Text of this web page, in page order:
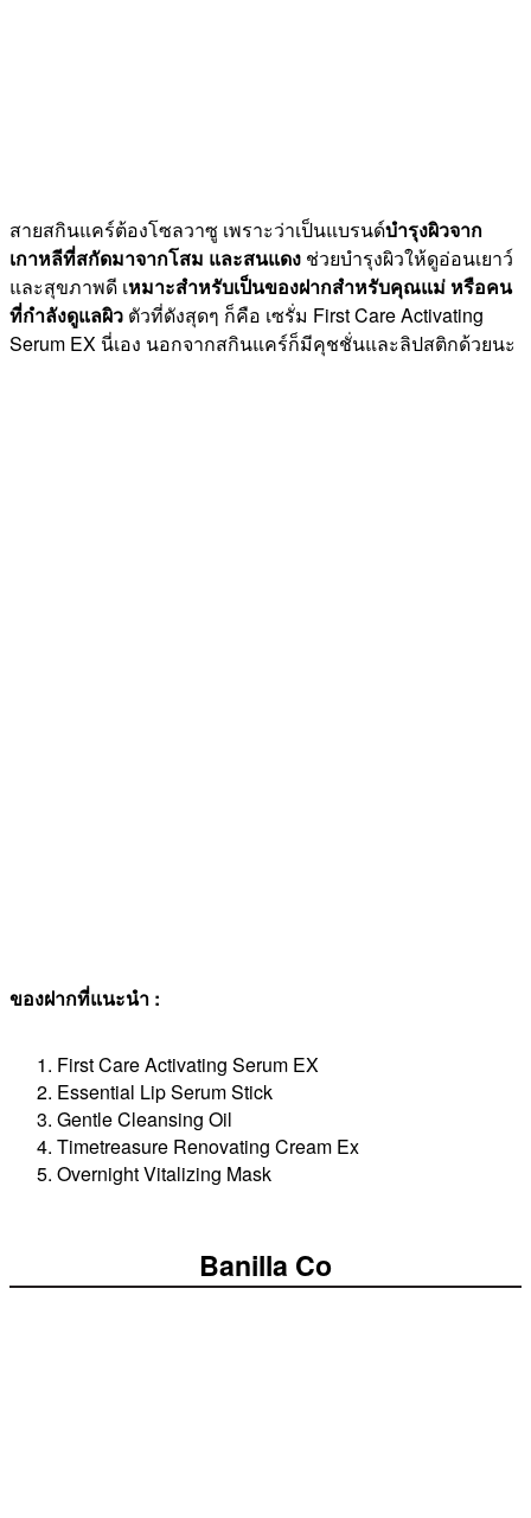
สายสกินแคร์ต้องโซลวาซู เพราะว่าเป็นแบรนด์บำรุงผิวจาก
เกาหลีที่สกัดมาจากโสม และสนแดง ช่วยบำรุงผิวให้ดูอ่อนเยาว์
และสุขภาพดี เหมาะสำหรับเป็นของฝากสำหรับคุณแม่ หรือคน
ที่กำลังดูแลผิว ตัวที่ดังสุดๆ ก็คือ เซรั่ม First Care Activating
Serum EX นี่เอง นอกจากสกินแคร์ก็มีคุชชั่นและลิปสติกด้วยนะ
ของฝากที่แนะนำ :
First Care Activating Serum EX
Essential Lip Serum Stick
Gentle Cleansing Oil
Timetreasure Renovating Cream Ex
Overnight Vitalizing Mask
Banilla Co